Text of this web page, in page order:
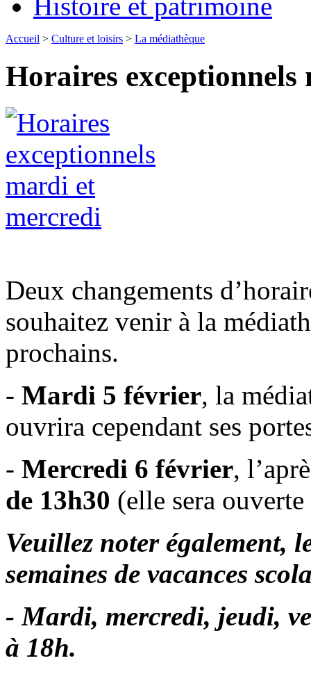
Histoire et patrimoine
Accueil > Culture et loisirs > La médiathèque
Horaires
Deux changements
souhaitez venir à la
prochains.
- Mardi 5 février, la
ouvrira cependant ses
- Mercredi 6 février,
de 13h30 (elle sera
Veuillez noter également,
semaines de vacances
- Mardi, mercredi, jeudi,
à 18h.